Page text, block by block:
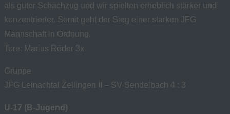
als guter Schachzug und wir spielten erheblich stärker und
konzentrierter. Somit geht der Sieg einer starken JFG
Mannschaft in Ordnung.
Tore: Marius Röder 3x
Gruppe
JFG Leinachtal Zellingen II – SV Sendelbach 4 : 3
U-17 (B-Jugend)